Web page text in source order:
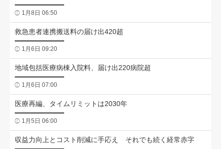
1月8日 06:50
救急患者連携搬送料の届け出420超
1月6日 09:20
地域包括医療病棟入院料、届け出220病院超
1月6日 07:00
医療再編、タイムリミットは2030年
1月5日 06:00
収益力向上とコスト削減に手応え それでも続く経常赤字